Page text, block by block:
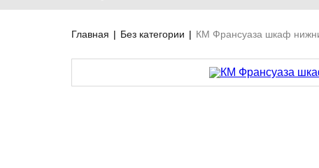
Главная | Без категории | КМ Франсуаза шкаф